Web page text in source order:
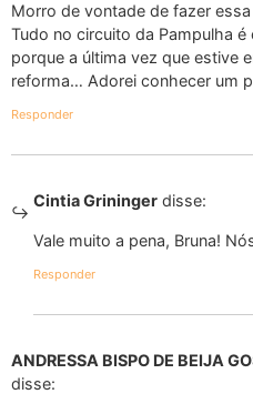
Morro de vontade de fazer
Tudo no circuito da Pampulha
porque a última vez que estive
reforma… Adorei conhecer um
Responder
Cintia Grininger disse:
Vale muito a pena, Bruna!
Responder
ANDRESSA BISPO DE BEIJA
disse: